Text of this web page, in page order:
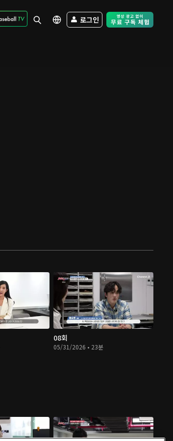
로그인 Free Trial -
08회
05/31/2026 • 23분